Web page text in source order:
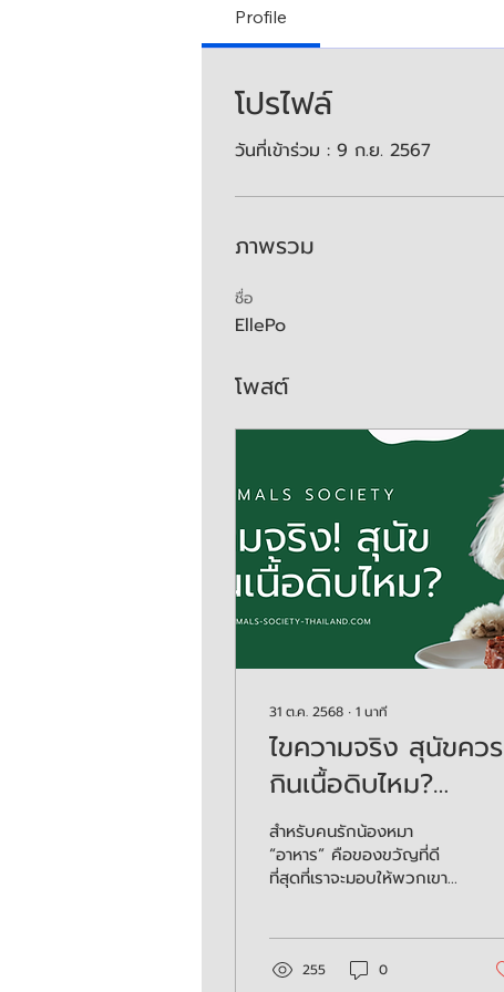
Profile
โปรไฟล์
วันที่เข้าร่วม : 9 ก.ย. 2567
ภาพรวม
ชื่อ
EllePo
โพสต์
31 ต.ค. 2568 ∙ 1 นาที
ไขความจริง สุนัขควร
กินเนื้อดิบไหม?
อ้างอิงคำแนะนำจาก
สัตวแพทย์
สำหรับคนรักน้องหมา
“อาหาร” คือของขวัญที่ดี
ที่สุดที่เราจะมอบให้พวกเขา
ให้ดีก่อน เพราะสุขภาพของ
255 0